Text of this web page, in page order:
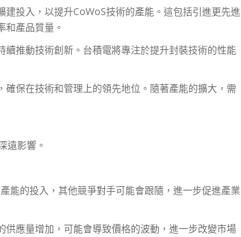
建投入，以提升CoWoS技術的產能。這包括引進更先進
和產品質量。
續推動技術創新。台積電將專注於提升封裝技術的性能
確保在技術和管理上的領先地位。隨著產能的擴大，需
遠影響。
能的投入，其他競爭對手可能會跟隨，進一步促進產業
供應量增加，可能會導致價格的波動，進一步改變市場